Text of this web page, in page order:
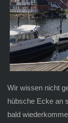
Wir wissen nicht
hübsche Ecke an
bald